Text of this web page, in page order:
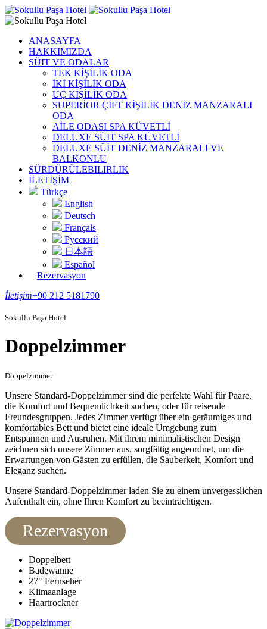
ANASAYFA
HAKKIMIZDA
SÜIT VE ODALAR
TEK KİŞİLİK ODA
İKİ KİŞİLİK ODA
ÜÇ KİŞİLİK ODA
SUPERİOR ÇİFT KİŞİLİK DENİZ MANZARALI
ODA
AİLE ODASI SPA KÜVETLİ
DELUXE SÜİT SPA KÜVETLİ
DELUXE SÜİT DENİZ MANZARALI VE
BALKONLU
SÜRDÜRÜLEBILIRLIK
İLETİŞİM
Türkçe
English
Deutsch
Français
Русский
日本語
Español
Rezervasyon
İletişim+90 212 5181790
Sokullu Paşa Hotel
Doppelzimmer
Doppelzimmer
Unsere Standard-Doppelzimmer sind die perfekte Wahl für Paare,
die Komfort und Bequemlichkeit suchen, oder für reisende
Freundesgruppen. Jedes Zimmer verfügt über ein geräumiges und
komfortables Bett und bietet eine ideale Umgebung zum
Entspannen und Ausruhen. Mit ihrem minimalistischen Design
zeichnen sich unsere Zimmer aus, sorgfältig angeordnet, um die
Erwartungen von Gästen zu erfüllen, die Sauberkeit, Komfort und
Eleganz suchen.
Unsere Standard-Doppelzimmer laden Sie zu einem unvergesslichen
Aufenthalt ein, ohne Ihren Komfort zu beeinträchtigen.
Rezervasyon
Doppelbett
Badewanne
27" Fernseher
Klimaanlage
Haartrockner